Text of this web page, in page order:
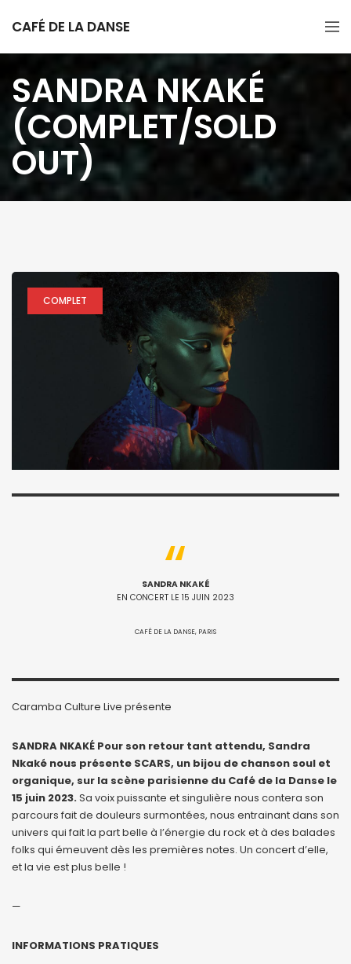
CAFÉ DE LA DANSE
SANDRA NKAKÉ
(COMPLET/SOLD
OUT)
COMPLET
SANDRA NKAKÉ
EN CONCERT LE 15 JUIN 2023
CAFÉ DE LA DANSE, PARIS
Caramba Culture Live présente
SANDRA NKAKÉ Pour son retour tant attendu, Sandra
Nkaké nous présente SCARS, un bijou de chanson soul et
organique, sur la scène parisienne du Café de la Danse le
15 juin 2023.Sa voix puissante et singulière nous contera son
parcours fait de douleurs surmontées, nous entrainant dans son
univers qui fait la part belle à l’énergie du rock et à des balades
folks qui émeuvent dès les premières notes. Un concert d’elle,
et la vie est plus belle !
—
INFORMATIONS PRATIQUES